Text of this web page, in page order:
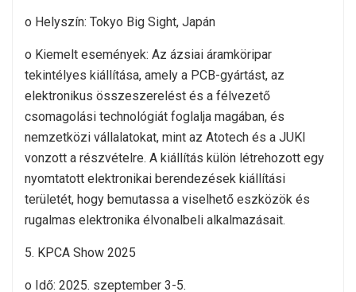
o Helyszín: Tokyo Big Sight, Japán
o Kiemelt események: Az ázsiai áramköripar
tekintélyes kiállítása, amely a PCB-gyártást, az
elektronikus összeszerelést és a félvezető
csomagolási technológiát foglalja magában, és
nemzetközi vállalatokat, mint az Atotech és a JUKI
vonzott a részvételre. A kiállítás külön létrehozott egy
nyomtatott elektronikai berendezések kiállítási
területét, hogy bemutassa a viselhető eszközök és
rugalmas elektronika élvonalbeli alkalmazásait.
5. KPCA Show 2025
o Idő: 2025. szeptember 3-5.